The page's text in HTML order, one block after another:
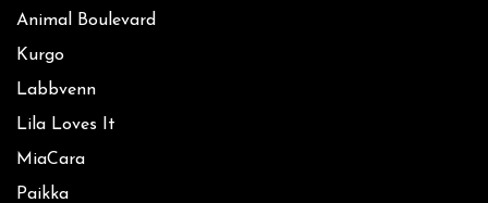
Animal Boulevard
Kurgo
La​bbvenn
Lila Loves It
MiaCara
Paikka